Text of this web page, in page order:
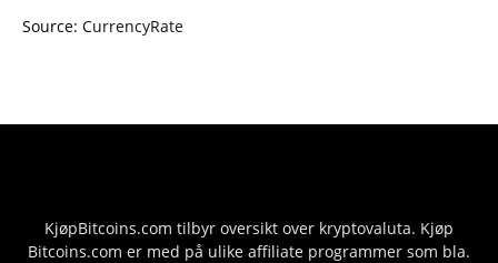
Source: CurrencyRate
KjøpBitcoins.com tilbyr oversikt over kryptovaluta. Kjøp
Bitcoins.com er med på ulike affiliate programmer som bla.